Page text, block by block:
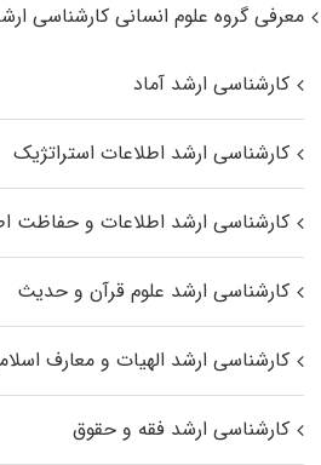
معرفی گروه علوم انسانی کارشناسی
کارشناسی ارشد آماد
کارشناسی ارشد اطلاعات استراتژیک
کارشناسی ارشد اطلاعات و حفاظت
کارشناسی ارشد علوم قرآن و حدیث
کارشناسی ارشد الهیات و معارف
کارشناسی ارشد فقه و حقوق